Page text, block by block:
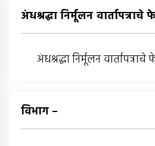
अंधश्रद्धा निर्मूलन
अंधश्रद्धा निर्मूलन
विभाग –